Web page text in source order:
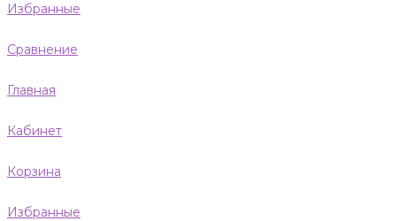
Избранные
Сравнение
Главная
Кабинет
Корзина
Избранные